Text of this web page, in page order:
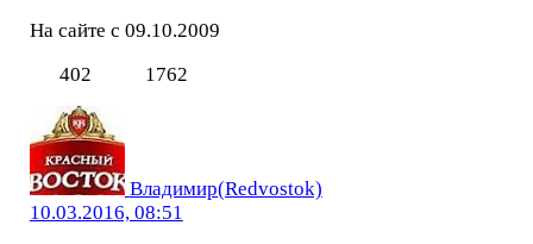
На сайте с 09.10.2009
402
1762
Владимир(Redvostok)
10.03.2016, 08:51